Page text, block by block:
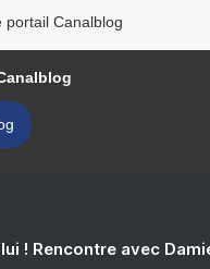
portail Canalblog
! Rencontre avec